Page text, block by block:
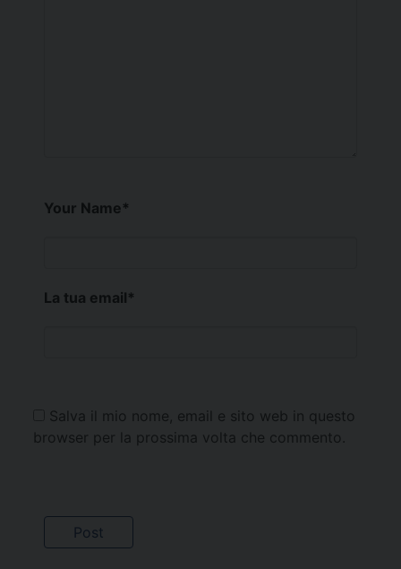
Your Name*
La tua email*
Salva il mio nome, email e sito web in questo
browser per la prossima volta che commento.